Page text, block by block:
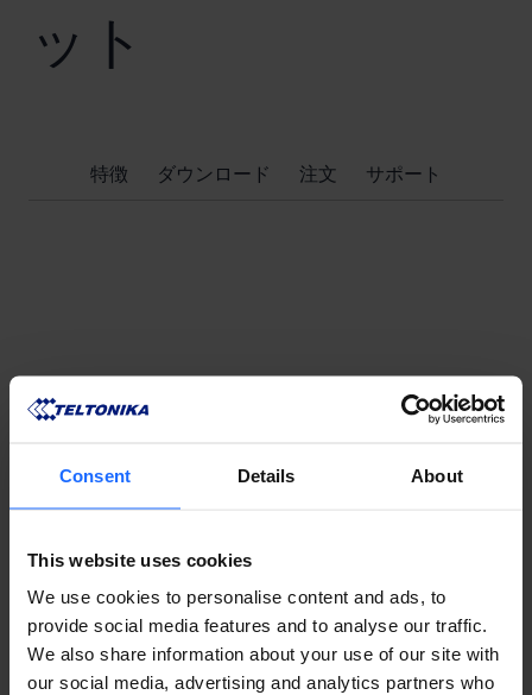
Consent Details About
This website uses cookies
We use cookies to personalise content and ads, to
provide social media features and to analyse our traffic.
We also share information about your use of our site with
our social media, advertising and analytics partners who
ット
特徴 ダウンロード 注文 サポート